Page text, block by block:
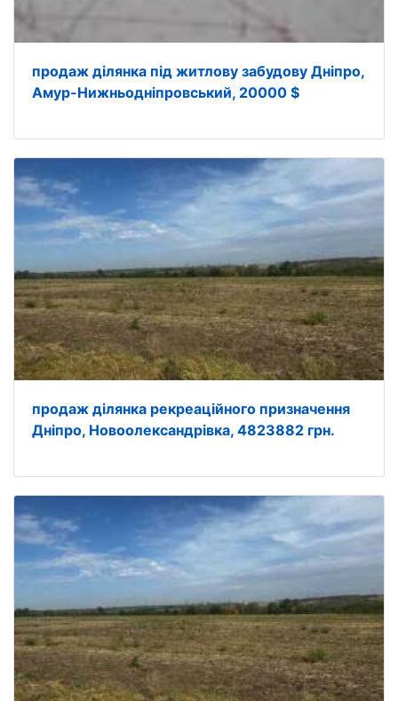
продаж ділянка під житлову забудову Дніпро,
Амур-Нижньодніпровський, 20000 $
продаж ділянка рекреаційного призначення
Дніпро, Новоолександрівка, 4823882 грн.